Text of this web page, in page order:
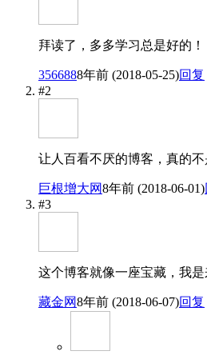
拜读了，多多学习总是好的！
3566888年前 (2018-05-25)回复
#2
让人百看不厌的博客，真的不
巨根增大网8年前 (2018-06-01)
#3
这个博客就像一座宝藏，我是
藏金网8年前 (2018-06-07)回复